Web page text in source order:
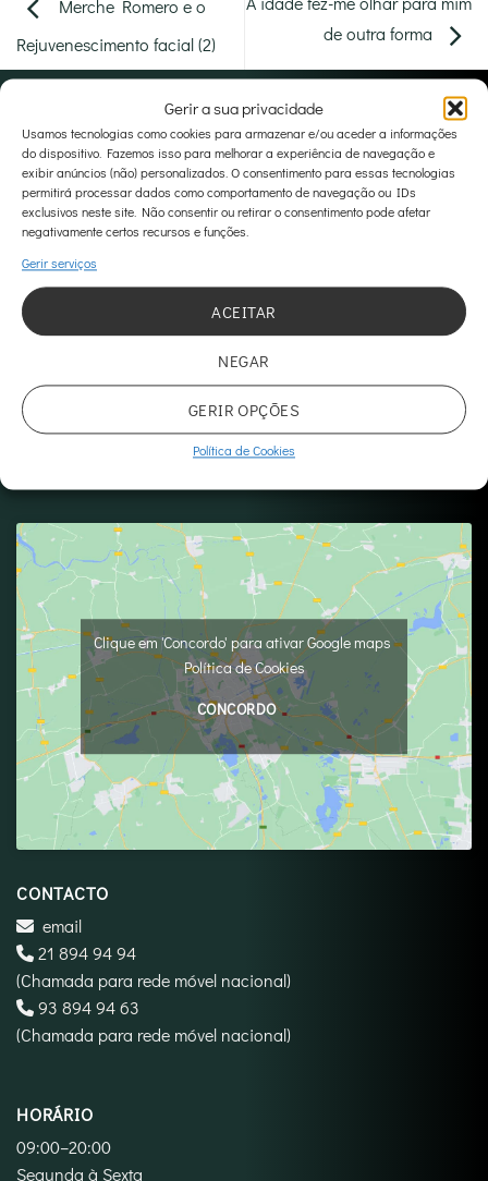
Gerir a sua privacidade
Usamos tecnologias como cookies para armazenar e/ou aceder a informações
do dispositivo. Fazemos isso para melhorar a experiência de navegação e
exibir anúncios (não) personalizados. O consentimento para essas tecnologias
permitirá processar dados como comportamento de navegação ou IDs
exclusivos neste site. Não consentir ou retirar o consentimento pode afetar
negativamente certos recursos e funções.
Gerir serviços
ACEITAR
NEGAR
GERIR OPÇÕES
Política de Cookies
Merche Romero e o
Rejuvenescimento facial (2)
de outra forma
visitar website principal
Rua Dr António Cândido, 8, Loja 1, 1050-076 Lisboa
Registo na ERS - E169684
Clique em 'Concordo' para ativar Google maps
Política de Cookies
CONCORDO
CONTACTO
email
21 894 94 94
(Chamada para rede móvel nacional)
‪93 894 94 63‬
(Chamada para rede móvel nacional)
HORÁRIO
09:00–20:00
Segunda à Sexta